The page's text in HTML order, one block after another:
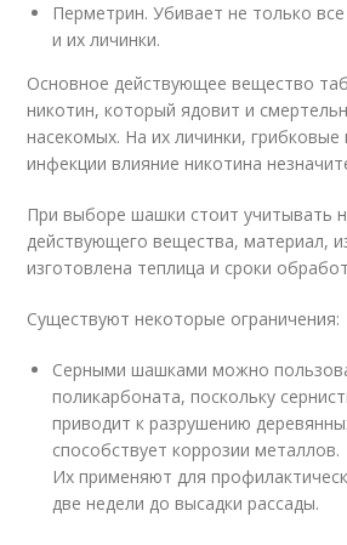
Перметрин. Убивает не только
и их личинки.
Основное действующее вещество
никотин, который ядовит и
насекомых. На их личинки, грибковые
инфекции влияние никотина
При выборе шашки стоит учитывать
действующего вещества, материал,
изготовлена теплица и сроки
Существуют некоторые ограничения:
Серными шашками можно
поликарбоната, поскольку
приводит к разрушению
способствует коррозии металлов.
Их применяют для
две недели до высадки рассады.